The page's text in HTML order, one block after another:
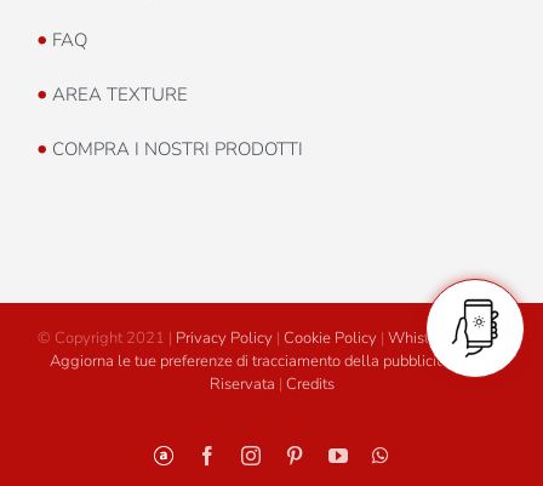
• FAQ
• AREA TEXTURE
• COMPRA I NOSTRI PRODOTTI
© Copyright 2021 | Privacy Policy | Cookie Policy | Whistleblowing
Aggiorna le tue preferenze di tracciamento della pubblicità
Area
Riservata | Credits
PersonalizzatoFacebookInstagramPinterestYouTube